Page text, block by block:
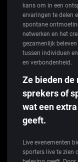
kans om in een
ervaringen te delen
spontane
netwerken en het
gezamenlijk
tussen individuen
en verbondenheid.
Ze bieden
sprekers of
wat een
geeft.
Live evenementen
sporters live te zien